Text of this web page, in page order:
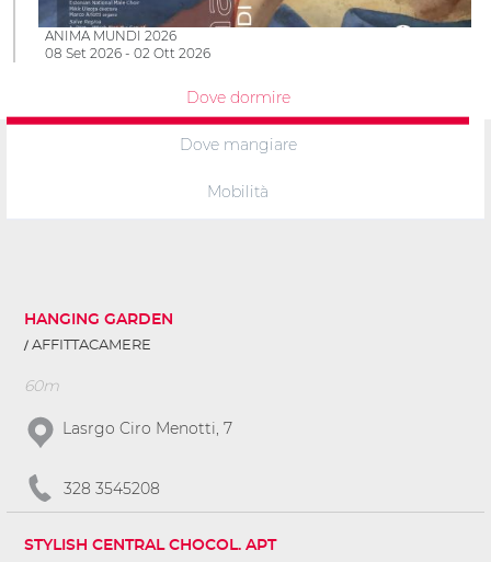
ANIMA MUNDI 2026
08 Set 2026 - 02 Ott 2026
Dove dormire
Dove mangiare
Mobilità
HANGING GARDEN
AFFITTACAMERE
60m
Lasrgo Ciro Menotti, 7
328 3545208
STYLISH CENTRAL CHOCOL. APT